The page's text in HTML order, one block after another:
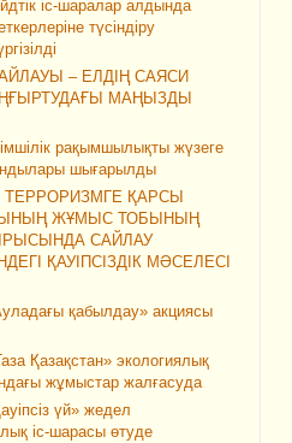
іс-шаралар алдында
түсіндіру
– ЕЛДІҢ САЯСИ
МАҢЫЗДЫ
рақымшылықты жүзеге
шығарылды
ҚАРСЫ
ЖҰМЫС ТОБЫНЫҢ
САЙЛАУ
ҚАУІПСІЗДІК МӘСЕЛЕСІ
қабылдау» акциясы
Қазақстан» экологиялық
жұмыстар жалғасуда
үй» жедел
іс-шарасы өтуде